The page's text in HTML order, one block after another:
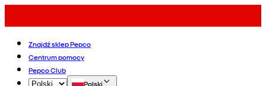
Znajdź sklep Pepco
Centrum pomocy
Pepco Club
Polski